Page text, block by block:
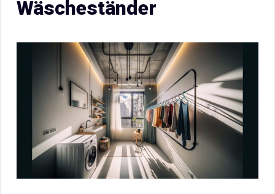
Wäscheständer